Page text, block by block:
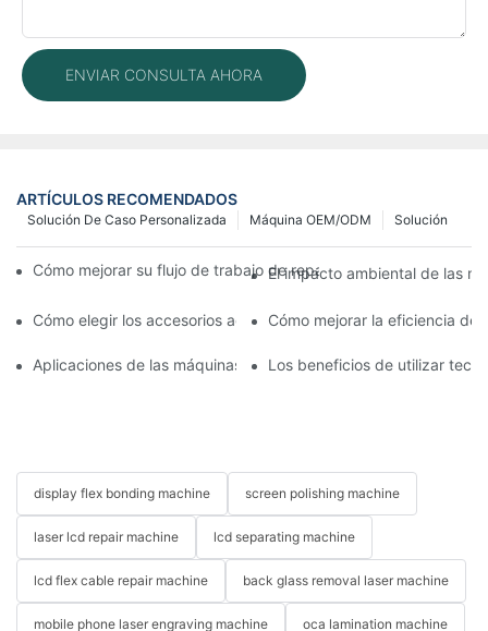
ENVIAR CONSULTA AHORA
ARTÍCULOS RECOMENDADOS
Solución
Máquina OEM/ODM
Solución De Caso Personalizada
Cómo mejorar su flujo de trabajo de reparación de móviles con
El impacto ambiental de las
Cómo elegir los accesorios adecuados para la máquina de
Cómo mejorar la eficiencia de
Aplicaciones de las máquinas de reparación de teléfonos en el
Los beneficios de utilizar
display flex bonding machine screen polishing machine
laser lcd repair machine lcd separating machine
lcd flex cable repair machine back glass removal laser machine
mobile phone laser engraving machine oca lamination machine